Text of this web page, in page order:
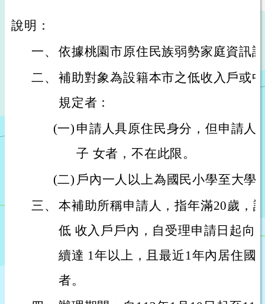
說明：
一、 依據桃園市原住民族弱勢家庭資訊
二、 補助對象為設籍本市之低收入戶或
規定者：
(一) 申請人具原住民身分，但申請人
子 女者，不在此限。
(二) 戶內一人以上為國民小學至大學
三、 本補助所稱申請人，指年滿20歲，
低 收入戶戶內，自受理申請日起向
續達 1年以上，且最近1年內居住國
者。